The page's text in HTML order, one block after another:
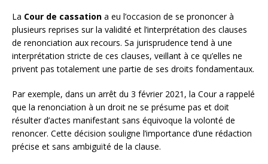
La Cour de cassation a eu l’occasion de se prononcer à
plusieurs reprises sur la validité et l’interprétation des clauses
de renonciation aux recours. Sa jurisprudence tend à une
interprétation stricte de ces clauses, veillant à ce qu’elles ne
privent pas totalement une partie de ses droits fondamentaux.
Par exemple, dans un arrêt du 3 février 2021, la Cour a rappelé
que la renonciation à un droit ne se présume pas et doit
résulter d’actes manifestant sans équivoque la volonté de
renoncer. Cette décision souligne l’importance d’une rédaction
précise et sans ambiguïté de la clause.